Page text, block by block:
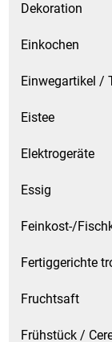
Dekoration
Einkochen
Einwegartikel /
Eistee
Elektrogeräte
Essig
Feinkost-/
Fertiggerichte
Fruchtsaft
Frühstück /